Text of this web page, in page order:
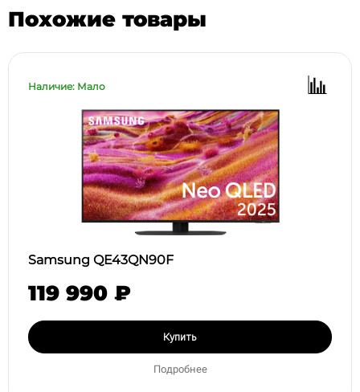
Похожие товары
Наличие: Мало
Samsung QE43QN90F
119 990 ₽
Купить
Подробнее